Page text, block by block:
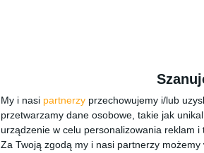
My i nasi partnerzy przechowujemy i/lub
przetwarzamy dane osobowe, takie jak
urządzenie w celu personalizowania reklam
Za Twoją zgodą my i nasi partnerzy